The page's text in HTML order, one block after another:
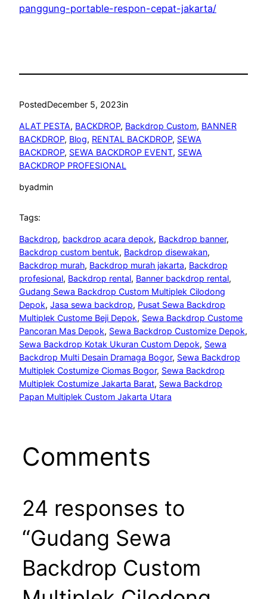
panggung-portable-respon-cepat-jakarta/
PostedDecember 5, 2023in
ALAT PESTA, BACKDROP, Backdrop Custom, BANNER
BACKDROP, Blog, RENTAL BACKDROP, SEWA
BACKDROP, SEWA BACKDROP EVENT, SEWA
BACKDROP PROFESIONAL
byadmin
Tags:
Backdrop, backdrop acara depok, Backdrop banner
Backdrop custom bentuk, Backdrop disewakan
Backdrop murah, Backdrop murah jakarta, Backdrop
profesional, Backdrop rental, Banner backdrop rental
Gudang Sewa Backdrop Custom Multiplek Cilodong
Depok, Jasa sewa backdrop, Pusat Sewa Backdrop
Multiplek Custome Beji Depok, Sewa Backdrop Custome
Pancoran Mas Depok, Sewa Backdrop Customize Depok
Sewa Backdrop Kotak Ukuran Custom Depok, Sewa
Backdrop Multi Desain Dramaga Bogor, Sewa Backdrop
Multiplek Costumize Ciomas Bogor, Sewa Backdrop
Multiplek Costumize Jakarta Barat, Sewa Backdrop
Papan Multiplek Custom Jakarta Utara
Comments
24 responses to
“Gudang Sewa
Backdrop Custom